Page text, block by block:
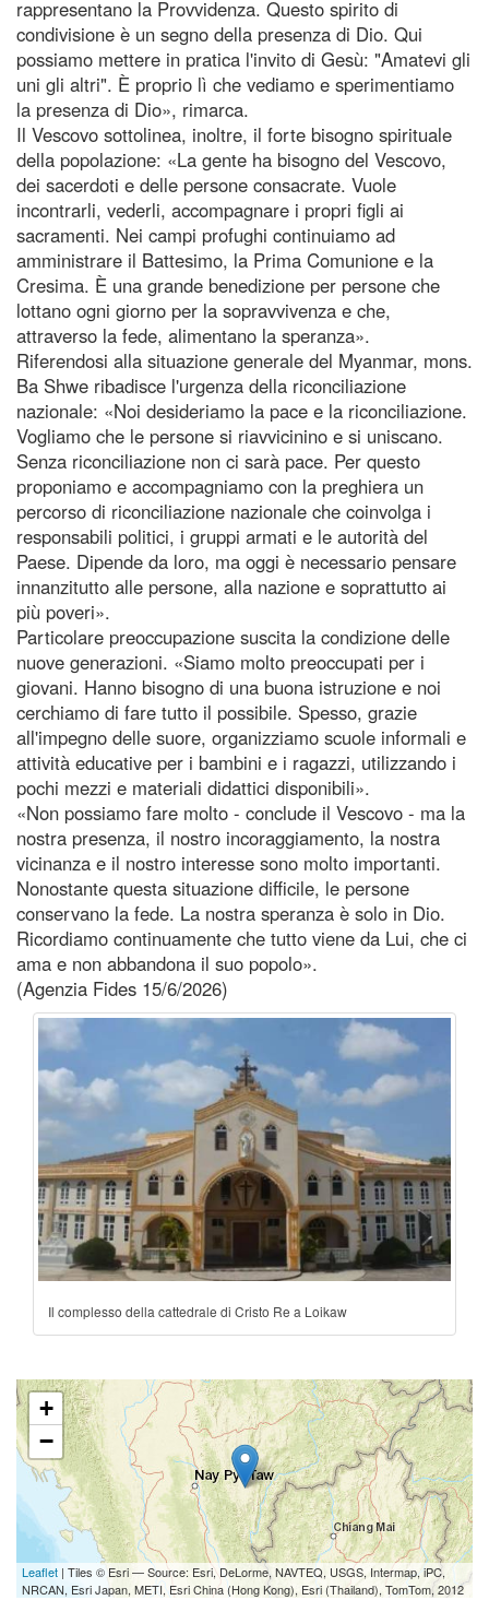
rappresentano la Provvidenza. Questo spirito di
condivisione è un segno della presenza di Dio. Qui
possiamo mettere in pratica l'invito di Gesù: "Amatevi gli
uni gli altri". È proprio lì che vediamo e sperimentiamo
la presenza di Dio», rimarca.
Il Vescovo sottolinea, inoltre, il forte bisogno spirituale
della popolazione: «La gente ha bisogno del Vescovo,
dei sacerdoti e delle persone consacrate. Vuole
incontrarli, vederli, accompagnare i propri figli ai
sacramenti. Nei campi profughi continuiamo ad
amministrare il Battesimo, la Prima Comunione e la
Cresima. È una grande benedizione per persone che
lottano ogni giorno per la sopravvivenza e che,
attraverso la fede, alimentano la speranza».
Riferendosi alla situazione generale del Myanmar, mons.
Ba Shwe ribadisce l'urgenza della riconciliazione
nazionale: «Noi desideriamo la pace e la riconciliazione.
Vogliamo che le persone si riavvicinino e si uniscano.
Senza riconciliazione non ci sarà pace. Per questo
proponiamo e accompagniamo con la preghiera un
percorso di riconciliazione nazionale che coinvolga i
responsabili politici, i gruppi armati e le autorità del
Paese. Dipende da loro, ma oggi è necessario pensare
innanzitutto alle persone, alla nazione e soprattutto ai
più poveri».
Particolare preoccupazione suscita la condizione delle
nuove generazioni. «Siamo molto preoccupati per i
giovani. Hanno bisogno di una buona istruzione e noi
cerchiamo di fare tutto il possibile. Spesso, grazie
all'impegno delle suore, organizziamo scuole informali e
attività educative per i bambini e i ragazzi, utilizzando i
pochi mezzi e materiali didattici disponibili».
«Non possiamo fare molto - conclude il Vescovo - ma la
nostra presenza, il nostro incoraggiamento, la nostra
vicinanza e il nostro interesse sono molto importanti.
Nonostante questa situazione difficile, le persone
conservano la fede. La nostra speranza è solo in Dio.
Ricordiamo continuamente che tutto viene da Lui, che ci
ama e non abbandona il suo popolo».
(Agenzia Fides 15/6/2026)
Il complesso della cattedrale di Cristo Re a Loikaw
+
−
Leaflet | Tiles © Esri — Source: Esri, DeLorme, NAVTEQ, USGS, Intermap, iPC,
NRCAN, Esri Japan, METI, Esri China (Hong Kong), Esri (Thailand), TomTom, 2012